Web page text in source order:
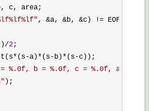
", &a, &b, &c) !=
2
a)*(s-b)*(s-
%.0f, b = %.0f, c = %.0f, area =
"